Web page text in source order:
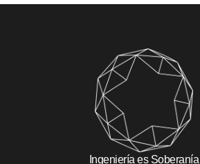
Ingeniería es Soberanía